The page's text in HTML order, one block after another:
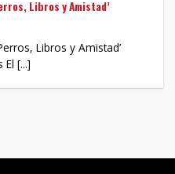
Libros y Amistad’
Libros y Amistad’
[...]